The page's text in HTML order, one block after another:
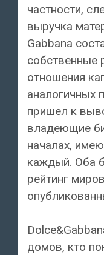
частности,
выручка
Gabbana
собственные
отношения
аналогичных
пришел к
владеющие
началах,
каждый. Оба
рейтинг
домов, кто